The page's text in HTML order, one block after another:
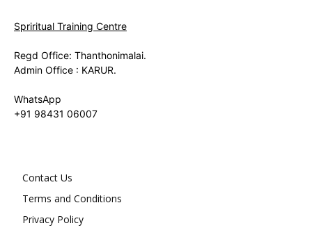
Spriritual Training Centre
Regd Office: Thanthonimalai.
Admin Office : KARUR.
WhatsApp
+91 98431 06007
Contact Us
Terms and Conditions
Privacy Policy